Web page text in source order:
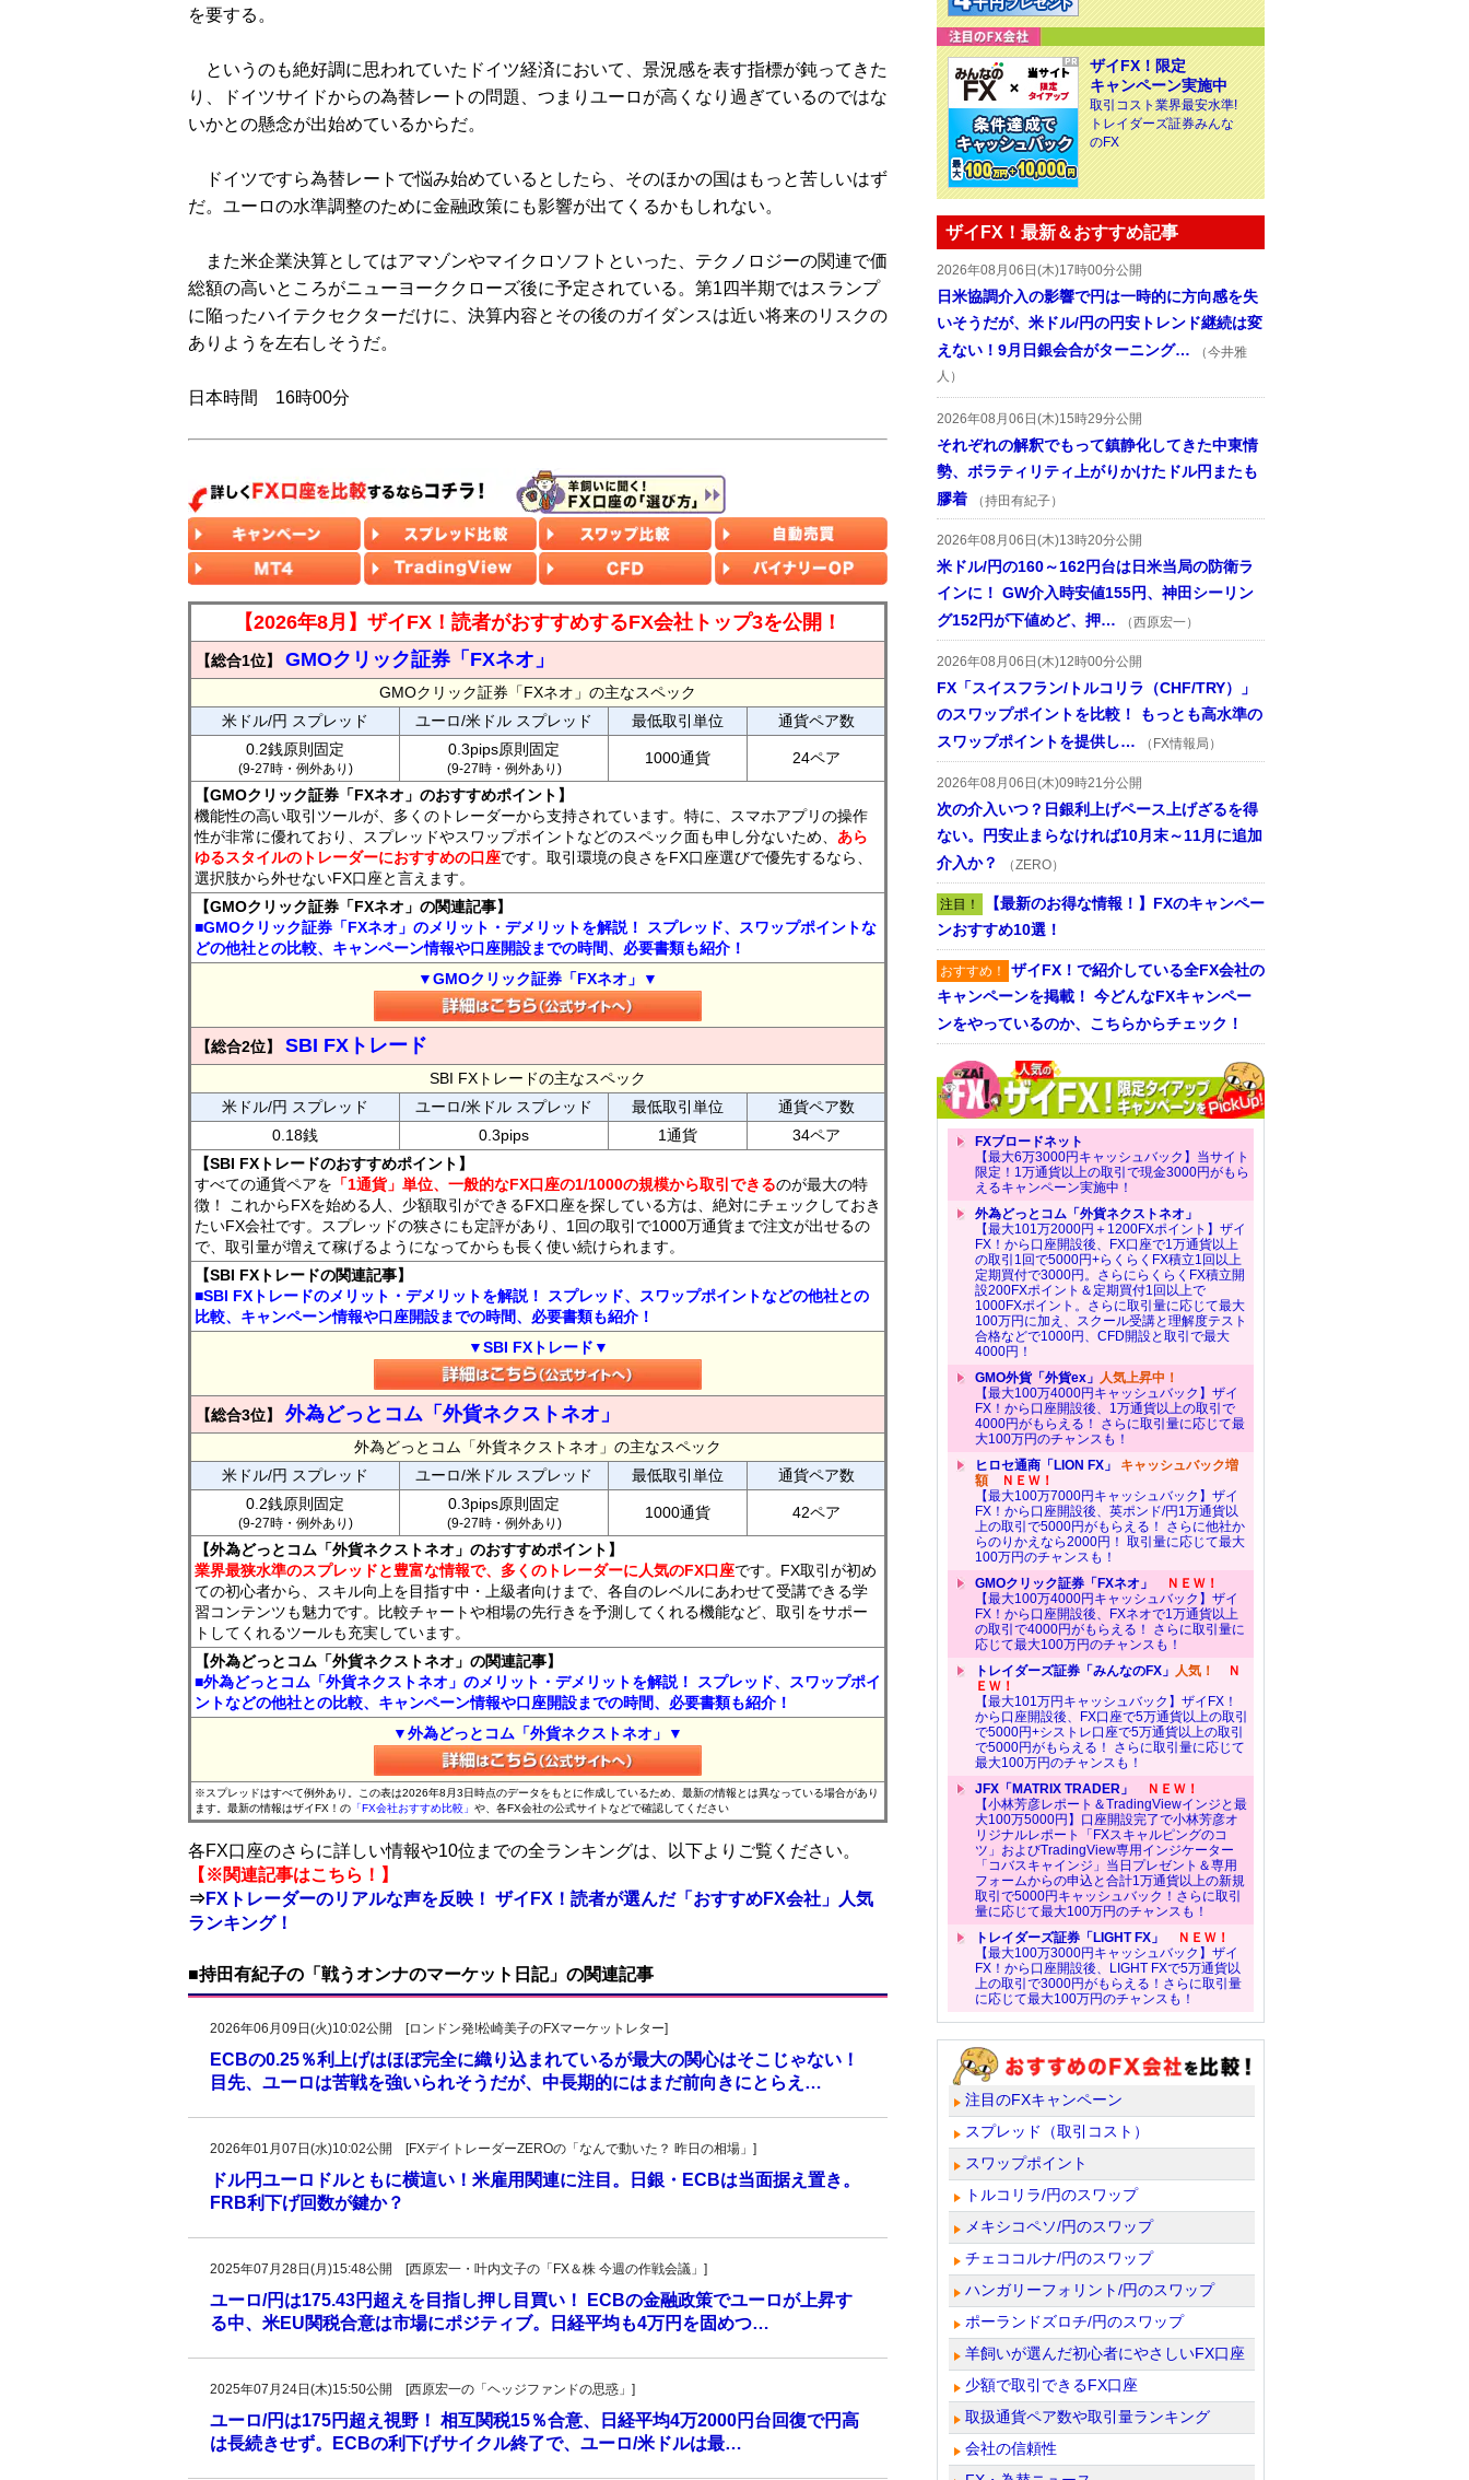
を要する。
というのも絶好調に思われていたドイツ経済において、景況感を表す指標が鈍ってきた
り、ドイツサイドからの為替レートの問題、つまりユーロが高くなり過ぎているのではな
いかとの懸念が出始めているからだ。
ドイツですら為替レートで悩み始めているとしたら、そのほかの国はもっと苦しいはず
だ。ユーロの水準調整のために金融政策にも影響が出てくるかもしれない。
また米企業決算としてはアマゾンやマイクロソフトといった、テクノロジーの関連で価
総額の高いところがニューヨーククローズ後に予定されている。第1四半期ではスランプ
に陥ったハイテクセクターだけに、決算内容とその後のガイダンスは近い将来のリスクの
ありようを左右しそうだ。
日本時間 16時00分
【2026年8月】ザイFX！読者がおすすめするFX会社トップ3を公開！
【総合1位】 GMOクリック証券「FXネオ」
GMOクリック証券「FXネオ」の主なスペック
米ドル/円 スプレッド
ユーロ/米ドル スプレッド 最低取引単位
通貨ペア数
0.2銭原則固定
(9-27時・例外あり)
0.3pips原則固定
(9-27時・例外あり)
1000通貨 24ペア
【GMOクリック証券「FXネオ」のおすすめポイント】
機能性の高い取引ツールが、多くのトレーダーから支持されています。特に、スマホアプリの操作
性が非常に優れており、スプレッドやスワップポイントなどのスペック面も申し分ないため、 あら
ゆるスタイルのトレーダーにおすすめの口座です。取引環境の良さをFX口座選びで優先するなら、
選択肢から外せないFX口座と言えます。
【GMOクリック証券「FXネオ」の関連記事】
■GMOクリック証券「FXネオ」のメリット・デメリットを解説！ スプレッド、スワップポイントな
どの他社との比較、キャンペーン情報や口座開設までの時間、必要書類も紹介！
▼GMOクリック証券「FXネオ」▼
【総合2位】 SBI FXトレード
SBI FXトレードの主なスペック
米ドル/円 スプレッド
ユーロ/米ドル スプレッド 最低取引単位
通貨ペア数
0.18銭
0.3pips 1通貨
34ペア
【SBI FXトレードのおすすめポイント】
すべての通貨ペアを 「1通貨」単位、一般的なFX口座の1/1000の規模から取引できるのが最大の特
徴！ これからFXを始める人、少額取引ができるFX口座を探している方は、絶対にチェックしておき
たいFX会社です。スプレッドの狭さにも定評があり、1回の取引で1000万通貨まで注文が出せるの
で、取引量が増えて稼げるようになってからも長く使い続けられます。
【SBI FXトレードの関連記事】
■SBI FXトレードのメリット・デメリットを解説！ スプレッド、スワップポイントなどの他社との
比較、キャンペーン情報や口座開設までの時間、必要書類も紹介！
▼SBI FXトレード▼
【総合3位】 外為どっとコム「外貨ネクストネオ」
外為どっとコム「外貨ネクストネオ」の主なスペック
米ドル/円 スプレッド
ユーロ/米ドル スプレッド 最低取引単位
通貨ペア数
0.2銭原則固定
(9-27時・例外あり)
0.3pips原則固定
(9-27時・例外あり)
1000通貨 42ペア
【外為どっとコム「外貨ネクストネオ」のおすすめポイント】
業界最狭水準のスプレッドと豊富な情報で、多くのトレーダーに人気のFX口座です。FX取引が初め
ての初心者から、スキル向上を目指す中・上級者向けまで、各自のレベルにあわせて受講できる学
習コンテンツも魅力です。比較チャートや相場の先行きを予測してくれる機能など、取引をサポー
トしてくれるツールも充実しています。
【外為どっとコム「外貨ネクストネオ」の関連記事】
■外為どっとコム「外貨ネクストネオ」のメリット・デメリットを解説！ スプレッド、スワップポイ
ントなどの他社との比較、キャンペーン情報や口座開設までの時間、必要書類も紹介！
▼外為どっとコム「外貨ネクストネオ」▼
※スプレッドはすべて例外あり。この表は2026年8月3日時点のデータをもとに作成しているため、最新の情報とは異なっている場合があり
ます。最新の情報はザイFX！の 「FX会社おすすめ比較」 や、各FX会社の公式サイトなどで確認してください
各FX口座のさらに詳しい情報や10位までの全ランキングは、以下よりご覧ください。
【※関連記事はこちら！】
⇒FXトレーダーのリアルな声を反映！ ザイFX！読者が選んだ「おすすめFX会社」人気
ランキング！
■持田有紀子の「戦うオンナのマーケット日記」の関連記事
2026年06月09日(火)10:02公開 [ロンドン発!松崎美子のFXマーケットレター]
ECBの0.25％利上げはほぼ完全に織り込まれているが最大の関心はそこじゃない！
目先、ユーロは苦戦を強いられそうだが、中長期的にはまだ前向きにとらえ…
2026年01月07日(水)10:02公開 [FXデイトレーダーZEROの「なんで動いた？ 昨日の相場」]
ドル円ユーロドルともに横這い！米雇用関連に注目。日銀・ECBは当面据え置き。
FRB利下げ回数が鍵か？
2025年07月28日(月)15:48公開 [西原宏一・叶内文子の「FX＆株 今週の作戦会議」]
ユーロ/円は175.43円超えを目指し押し目買い！ ECBの金融政策でユーロが上昇す
る中、米EU関税合意は市場にポジティブ。日経平均も4万円を固めつ…
2025年07月24日(木)15:50公開 [西原宏一の「ヘッジファンドの思惑」]
ユーロ/円は175円超え視野！ 相互関税15％合意、日経平均4万2000円台回復で円高
は長続きせず。ECBの利下げサイクル終了で、ユーロ/米ドルは最…
ザイFX！限定
キャンペーン実施中
取引コスト業界最安水準!
トレイダーズ証券みんな
のFX
ザイFX！最新＆おすすめ記事
2026年08月06日(木)17時00分公開
日米協調介入の影響で円は一時的に方向感を失
いそうだが、米ドル/円の円安トレンド継続は変
えない！9月日銀会合がターニング…
（今井雅
人）
2026年08月06日(木)15時29分公開
それぞれの解釈でもって鎮静化してきた中東情
勢、ボラティリティ上がりかけたドル円またも
膠着
（持田有紀子）
2026年08月06日(木)13時20分公開
米ドル/円の160～162円台は日米当局の防衛ラ
インに！ GW介入時安値155円、神田シーリン
グ152円が下値めど、押…
（西原宏一）
2026年08月06日(木)12時00分公開
FX「スイスフラン/トルコリラ（CHF/TRY）」
のスワップポイントを比較！ もっとも高水準の
スワップポイントを提供し…
（FX情報局）
2026年08月06日(木)09時21分公開
次の介入いつ？日銀利上げペース上げざるを得
ない。円安止まらなければ10月末～11月に追加
介入か？
（ZERO）
注目！ 【最新のお得な情報！】FXのキャンペー
ンおすすめ10選！
おすすめ！ ザイFX！で紹介している全FX会社の
キャンペーンを掲載！ 今どんなFXキャンペー
ンをやっているのか、こちらからチェック！
FXブロードネット
【最大6万3000円キャッシュバック】当サイト
限定！1万通貨以上の取引で現金3000円がもら
えるキャンペーン実施中！
外為どっとコム「外貨ネクストネオ」
【最大101万2000円＋1200FXポイント】ザイ
FX！から口座開設後、FX口座で1万通貨以上
の取引1回で5000円+らくらくFX積立1回以上
定期買付で3000円。さらにらくらくFX積立開
設200FXポイント＆定期買付1回以上で
1000FXポイント。さらに取引量に応じて最大
100万円に加え、スクール受講と理解度テスト
合格などで1000円、CFD開設と取引で最大
4000円！
GMO外貨「外貨ex」 人気上昇中！
【最大100万4000円キャッシュバック】ザイ
FX！から口座開設後、1万通貨以上の取引で
4000円がもらえる！ さらに取引量に応じて最
大100万円のチャンスも！
ヒロセ通商「LION FX」 キャッシュバック増
額ＮＥＷ！
【最大100万7000円キャッシュバック】ザイ
FX！から口座開設後、英ポンド/円1万通貨以
上の取引で5000円がもらえる！ さらに他社か
らのりかえなら2000円！ 取引量に応じて最大
100万円のチャンスも！
GMOクリック証券「FXネオ」
ＮＥＷ！
【最大100万4000円キャッシュバック】ザイ
FX！から口座開設後、FXネオで1万通貨以上
の取引で4000円がもらえる！ さらに取引量に
応じて最大100万円のチャンスも！
トレイダーズ証券「みんなのFX」 人気！
Ｎ
ＥＷ！
【最大101万円キャッシュバック】ザイFX！
から口座開設後、FX口座で5万通貨以上の取引
で5000円+シストレ口座で5万通貨以上の取引
で5000円がもらえる！ さらに取引量に応じて
最大100万円のチャンスも！
JFX「MATRIX TRADER」
ＮＥＷ！
【小林芳彦レポート＆TradingViewインジと最
大100万5000円】口座開設完了で小林芳彦オ
リジナルレポート「FXスキャルピングのコ
ツ」およびTradingView専用インジケーター
「コバスキャインジ」当日プレゼント＆専用
フォームからの申込と合計1万通貨以上の新規
取引で5000円キャッシュバック！さらに取引
量に応じて最大100万円のチャンスも！
トレイダーズ証券「LIGHT FX」
ＮＥＷ！
【最大100万3000円キャッシュバック】ザイ
FX！から口座開設後、LIGHT FXで5万通貨以
上の取引で3000円がもらえる！さらに取引量
に応じて最大100万円のチャンスも！
注目のFXキャンペーン
スプレッド（取引コスト）
スワップポイント
トルコリラ/円のスワップ
メキシコペソ/円のスワップ
チェココルナ/円のスワップ
ハンガリーフォリント/円のスワップ
ポーランドズロチ/円のスワップ
羊飼いが選んだ初心者にやさしいFX口座
少額で取引できるFX口座
取扱通貨ペア数や取引量ランキング
会社の信頼性